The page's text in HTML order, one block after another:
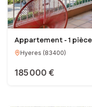
Appartement - 1 pièce
Hyeres (83400)
185 000 €